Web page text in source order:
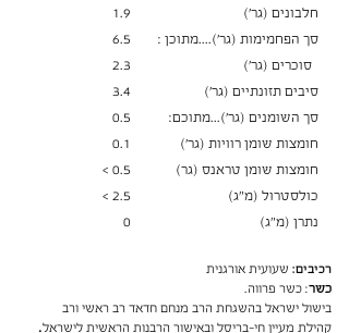
חלבונים (גר׳)
סך הפחמימות (גר')....מתוכן :
סוכרים (גר׳)
סיבים תזונתיים (גר׳)
סך השומנים (גר')...מתוכם:
חומצות שומן רוויות (גר')
חומצות שומן טראנס (גר)
כולסטרול (מ"ג)
נתרן (מ"ג)
1.9
6.5
2.3
3.4
0.5
0.1
0.5 >
2.5 >
0
רכיבים: שעועית אורגנית
כשר: כשר פרווה.
בישול ישראל בהשגחת הרב מנחם חדאד רב ראשי ורב
קהילת מעיין חי-בריסל ובאישור הרבנות הראשית לישראל.